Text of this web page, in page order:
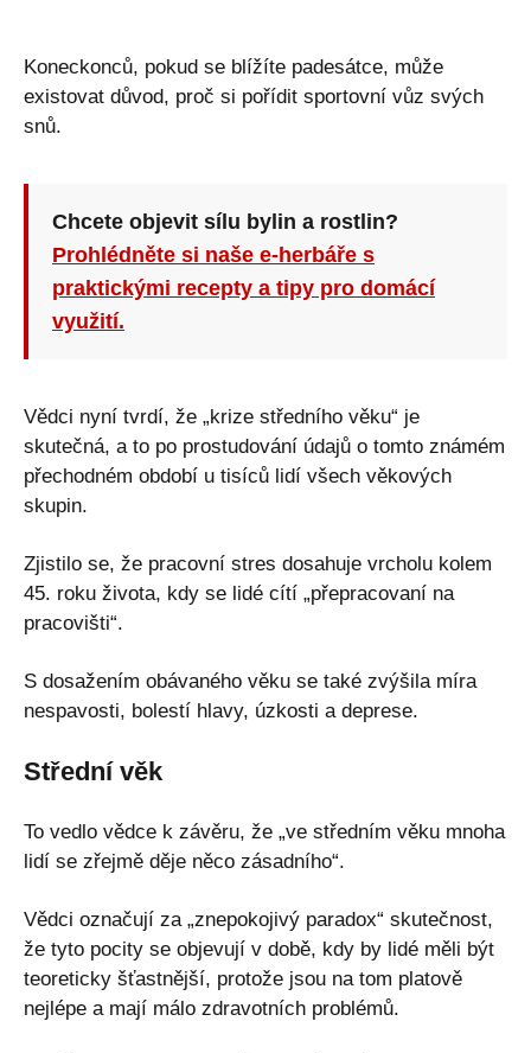
Koneckonců, pokud se blížíte padesátce, může
existovat důvod, proč si pořídit sportovní vůz svých
snů.
Chcete objevit sílu bylin a rostlin?
Prohlédněte si naše e-herbáře s
praktickými recepty a tipy pro domácí
využití.
Vědci nyní tvrdí, že „krize středního věku“ je
skutečná, a to po prostudování údajů o tomto známém
přechodném období u tisíců lidí všech věkových
skupin.
Zjistilo se, že pracovní stres dosahuje vrcholu kolem
45. roku života, kdy se lidé cítí „přepracovaní na
pracovišti“.
S dosažením obávaného věku se také zvýšila míra
nespavosti, bolestí hlavy, úzkosti a deprese.
Střední věk
To vedlo vědce k závěru, že „ve středním věku mnoha
lidí se zřejmě děje něco zásadního“.
Vědci označují za „znepokojivý paradox“ skutečnost,
že tyto pocity se objevují v době, kdy by lidé měli být
teoreticky šťastnější, protože jsou na tom platově
nejlépe a mají málo zdravotních problémů.